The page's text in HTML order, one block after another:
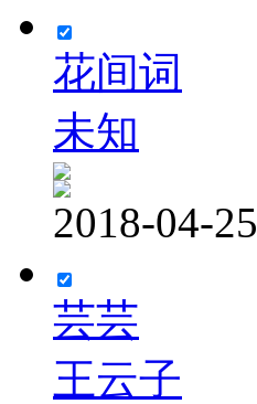
花间词
未知
2018-04-25
芸芸
王云子